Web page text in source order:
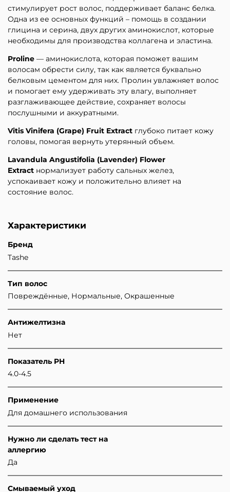
стимулирует рост волос, поддерживает баланс белка.
Одна из ее основных функций – помощь в создании
глицина и серина, двух других аминокислот, которые
необходимы для производства коллагена и эластина.
Proline — аминокислота, которая поможет вашим
волосам обрести силу, так как является буквально
белковым цементом для них. Пролин увлажняет волос
и помогает ему удерживать эту влагу, выполняет
разглаживающее действие, сохраняет волосы
послушными и аккуратными.
Vitis Vinifera (Grape) Fruit Extract глубоко питает кожу
головы, помогая вернуть утерянный объем.
Lavandula Angustifolia (Lavender) Flower
Extract нормализует работу сальных желез,
успокаивает кожу и положительно влияет на
состояние волос.
Характеристики
Бренд
Tashe
Тип волос
Повреждённые, Нормальные, Окрашенные
Антижелтизна
Нет
Показатель PH
4.0-4.5
Применение
Для домашнего использования
Нужно ли сделать тест на
аллергию
Да
Смываемый уход